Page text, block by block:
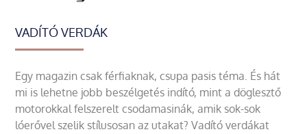
VADÍTÓ VERDÁK
Egy magazin csak férfiaknak, csupa pasis téma. És hát
mi is lehetne jobb beszélgetés indító, mint a döglesztő
motorokkal felszerelt csodamasinák, amik sok-sok
lóerővel szelik stílusosan az utakat? Vadító verdákat